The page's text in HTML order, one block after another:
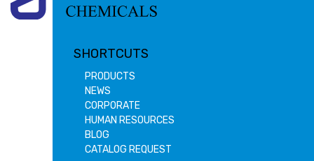
SHORTCUTS
PRODUCTS
NEWS
CORPORATE
HUMAN RESOURCES
BLOG
CATALOG REQUEST